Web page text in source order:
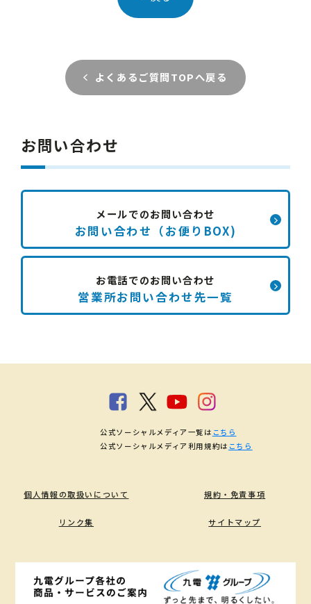
よくあるご質問TOPへ戻る
お問い合わせ
メールでのお問い合わせ
お問い合わせ（お便りBOX)
お電話でのお問い合わせ
営業所お問い合わせ先一覧
個人情報の取扱いについて 規約・免責事項
リンク集 サイトマップ
公式ソーシャルメディア一覧は こちら
公式ソーシャルメディア利用規約は こちら